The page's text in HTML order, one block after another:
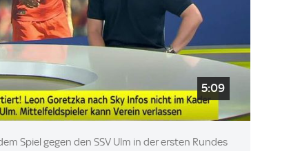
5:09
Spiel gegen den SSV Ulm in der ersten Rundes